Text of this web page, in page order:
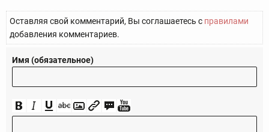
Оставляя свой комментарий, Вы соглашаетесь с правилами
добавления комментариев.
Имя (обязательное)